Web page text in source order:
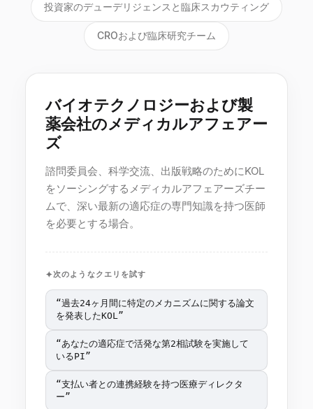
投資家のデューデリジェンスと臨床スカウティング
CROおよび臨床研究チーム
バイオテクノロジーおよび製
薬会社のメディカルアフェアー
ズ
諮問委員会、科学交流、出版戦略のためにKOL
をソーシングするメディカルアフェアーズチー
ムで、深い最新の適応症の専門知識を持つ医師
を必要とする場合。
次のようなクエリを試す
“過去24ヶ月間に特定のメカニズムに関する論文
を発表したKOL”
“あなたの適応症で活発な第2相試験を実施して
いるPI”
“支払い者との連携経験を持つ医療ディレクタ
ー”